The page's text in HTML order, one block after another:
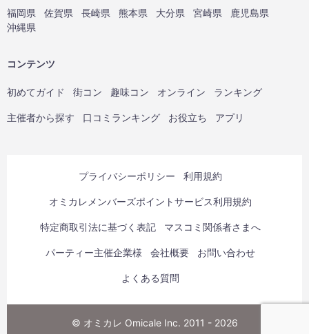
福岡県
佐賀県 長崎県 熊本県 大分県 宮崎県
鹿児島県
沖縄県
コンテンツ
初めてガイド 街コン 趣味コン オンライン ランキング
主催者から探す 口コミランキング お役立ち アプリ
プライバシーポリシー 利用規約
オミカレメンバーズポイントサービス利用規約
特定商取引法に基づく表記 マスコミ関係者さまへ
パーティー主催企業様 会社概要 お問い合わせ
よくある質問
© オミカレ Omicale Inc. 2011 - 2026